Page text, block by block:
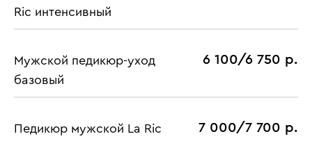
Ric интенсивный
Мужской педикюр-уход
базовый
6 100/6 750 р.
Педикюр мужской La Ric
7 000/7 700 р.